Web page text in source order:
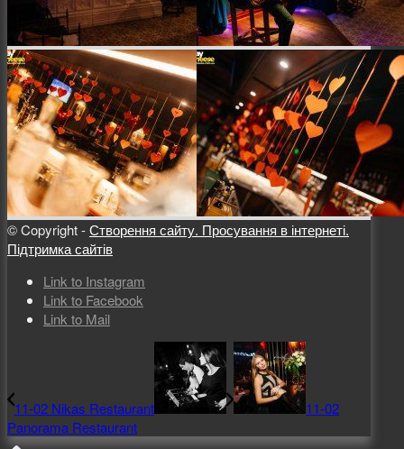
© Copyright -Створення сайту. Просування в інтернеті.
Підтримка сайтів
Link to Instagram
Link to Facebook
Link to Mail
11-02 Nikas Restaurant
11-02
Panorama Restaurant